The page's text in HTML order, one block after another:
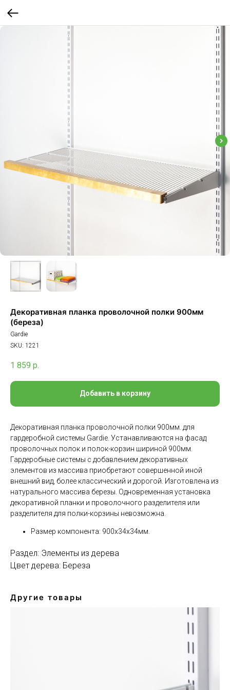
Декоративная планка проволочной полки 900мм
(береза)
Gardie
SKU: 1221
1 859 р.
Добавить в корзину
Декоративная планка проволочной полки 900мм. для
гардеробной системы Gardie. Устанавливаются на фасад
проволочных полок и полок-корзин шириной 900мм.
Гардеробные системы с добавлением декоративных
элементов из массива приобретают совершенной иной
внешний вид, более классический и дорогой. Изготовлена из
натурального массива березы. Одновременная установка
декоративной планки и проволочного разделителя или
разделителя для полки-корзины невозможна.
Размер компонента: 900х34х34мм.
Раздел: Элементы из дерева
Цвет дерева: Береза
Другие товары